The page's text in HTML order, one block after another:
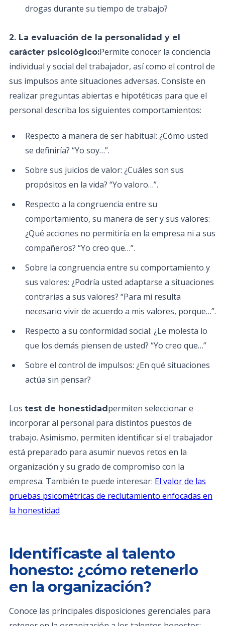
drogas durante su tiempo de trabajo?
2. La evaluación de la personalidad y el
carácter psicológico:Permite conocer la conciencia
individual y social del trabajador, así como el control de
sus impulsos ante situaciones adversas. Consiste en
realizar preguntas abiertas e hipotéticas para que el
personal describa los siguientes comportamientos:
Respecto a manera de ser habitual: ¿Cómo usted
se definiría? “Yo soy…”.
Sobre sus juicios de valor: ¿Cuáles son sus
propósitos en la vida? “Yo valoro…”.
Respecto a la congruencia entre su
comportamiento, su manera de ser y sus valores:
¿Qué acciones no permitiría en la empresa ni a sus
compañeros? “Yo creo que…”.
Sobre la congruencia entre su comportamiento y
sus valores: ¿Podría usted adaptarse a situaciones
contrarias a sus valores? “Para mi resulta
necesario vivir de acuerdo a mis valores, porque…”.
Respecto a su conformidad social: ¿Le molesta lo
que los demás piensen de usted? “Yo creo que…”
Sobre el control de impulsos: ¿En qué situaciones
actúa sin pensar?
Los test de honestidadpermiten seleccionar e
incorporar al personal para distintos puestos de
trabajo. Asimismo, permiten identificar si el trabajador
está preparado para asumir nuevos retos en la
organización y su grado de compromiso con la
empresa. También te puede interesar: El valor de las
pruebas psicométricas de reclutamiento enfocadas en
la honestidad
Identificaste al talento
honesto: ¿cómo retenerlo
en la organización?
Conoce las principales disposiciones gerenciales para